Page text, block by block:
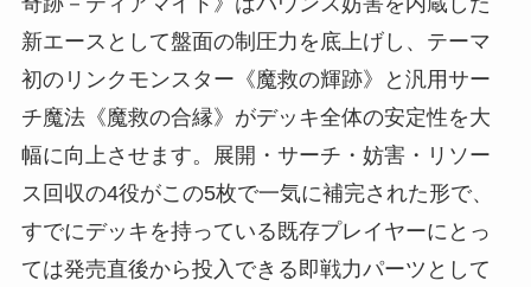
新エースとして盤面の制圧力を底上げし、テーマ
初のリンクモンスター《魔救の輝跡》と汎用サー
チ魔法《魔救の合縁》がデッキ全体の安定性を大
幅に向上させます。展開・サーチ・妨害・リソー
ス回収の4役がこの5枚で一気に補完された形で、
すでにデッキを持っている既存プレイヤーにとっ
ては発売直後から投入できる即戦力パーツとして